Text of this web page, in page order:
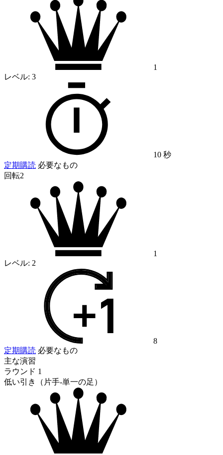
1
レベル: 3
10 秒
定期購読 必要なもの
回転2
1
レベル: 2
8
定期購読 必要なもの
主な演習
ラウンド 1
低い引き（片手-単一の足）